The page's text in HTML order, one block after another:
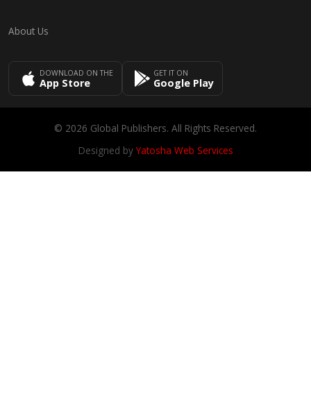
About Us
DOWNLOAD ON THE
App Store
GET IT ON
Google Play
© 2026 Global Publishers. All Rights Reserved.
Designed byYatosha Web Services